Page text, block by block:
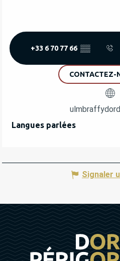
+33 6 70 77 66 ▒▒
CONTACTEZ-
Langues parlées
Langues parlées
Signaler